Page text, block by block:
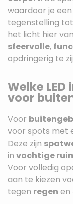
waardoor je een
tegenstelling tot
het licht hier
sfeervolle,
opdringerig te
Welke
voor
Voor
voor spots met
Deze zijn
in vochtige
Voor volledig
aan te kiezen
tegen regen en